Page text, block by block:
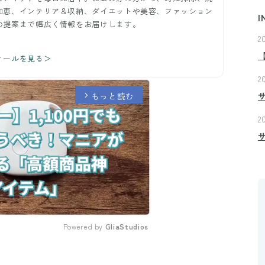
、インテリア＆収納、ダイエットや美容、ファッション
案まで幅広く情報をお届けします。
ルを見る＞
arrow_forward_ios もっと読む
Powered by GliaStudios